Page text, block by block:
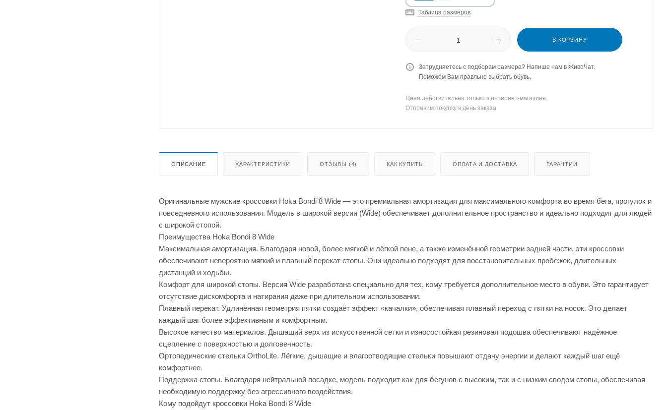
Таблица размеров
В КОРЗИНУ
Затрудняетесь с подборам размера? Напише нам в ЖивоЧат.
Поможем Вам правльно выбрать обувь.
Цена действительна только в интернет-магазине.
Отправим покупку в день заказа
ОПИСАНИЕ ХАРАКТЕРИСТИКИ ОТЗЫВЫ (4) КАК КУПИТЬ ОПЛАТА И ДОСТАВКА ГАРАНТИИ
Оригинальные мужские кроссовки Hoka Bondi 8 Wide — это премиальная амортизация для максимального комфорта во время бега, прогулок и
повседневного использования. Модель в широкой версии (Wide) обеспечивает дополнительное пространство и идеально подходит для людей
с широкой стопой.
Преимущества Hoka Bondi 8 Wide
Максимальная амортизация. Благодаря новой, более мягкой и лёгкой пене, а также изменённой геометрии задней части, эти кроссовки
обеспечивают невероятно мягкий и плавный перекат стопы. Они идеально подходят для восстановительных пробежек, длительных
дистанций и ходьбы.
Комфорт для широкой стопы. Версия Wide разработана специально для тех, кому требуется дополнительное место в обуви. Это гарантирует
отсутствие дискомфорта и натирания даже при длительном использовании.
Плавный перекат. Удлинённая геометрия пятки создаёт эффект «качалки», обеспечивая плавный переход с пятки на носок. Это делает
каждый шаг более эффективным и комфортным.
Высокое качество материалов. Дышащий верх из искусственной сетки и износостойкая резиновая подошва обеспечивают надёжное
сцепление с поверхностью и долговечность.
Ортопедические стельки OrthoLite. Лёгкие, дышащие и влагоотводящие стельки повышают отдачу энергии и делают каждый шаг ещё
комфортнее.
Поддержка стопы. Благодаря нейтральной посадке, модель подходит как для бегунов с высоким, так и с низким сводом стопы, обеспечивая
необходимую поддержку без агрессивного воздействия.
Кому подойдут кроссовки Hoka Bondi 8 Wide